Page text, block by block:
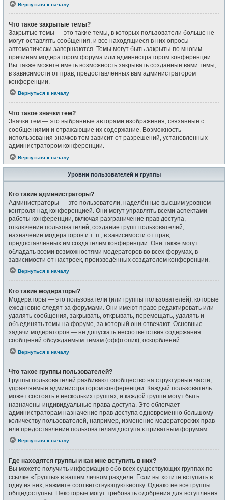
Вернуться к началу
Что такое закрытые темы?
Закрытые темы — это такие темы, в которых пользователи больше не
могут оставлять сообщения, и все находящиеся в них опросы
автоматически завершаются. Темы могут быть закрыты по многим
причинам модератором форума или администратором конференции.
Вы также можете иметь возможность закрывать созданные вами темы,
в зависимости от прав, предоставленных вам администратором
конференции.
Вернуться к началу
Что такое значки тем?
Значки тем — это выбранные авторами изображения, связанные с
сообщениями и отражающие их содержание. Возможность
использования значков тем зависит от разрешений, установленных
администратором конференции.
Вернуться к началу
Уровни пользователей и группы
Кто такие администраторы?
Администраторы — это пользователи, наделённые высшим уровнем
контроля над конференцией. Они могут управлять всеми аспектами
работы конференции, включая разграничение прав доступа,
отключение пользователей, создание групп пользователей,
назначение модераторов и т. п., в зависимости от прав,
предоставленных им создателем конференции. Они также могут
обладать всеми возможностями модераторов во всех форумах, в
зависимости от настроек, произведённых создателем конференции.
Вернуться к началу
Кто такие модераторы?
Модераторы — это пользователи (или группы пользователей), которые
ежедневно следят за форумами. Они имеют право редактировать или
удалять сообщения, закрывать, открывать, перемещать, удалять и
объединять темы на форуме, за который они отвечают. Основные
задачи модераторов — не допускать несоответствия содержания
сообщений обсуждаемым темам (оффтопик), оскорблений.
Вернуться к началу
Что такое группы пользователей?
Группы пользователей разбивают сообщество на структурные части,
управляемые администратором конференции. Каждый пользователь
может состоять в нескольких группах, и каждой группе могут быть
назначены индивидуальные права доступа. Это облегчает
администраторам назначение прав доступа одновременно большому
количеству пользователей, например, изменение модераторских прав
или предоставление пользователям доступа к приватным форумам.
Вернуться к началу
Где находятся группы и как мне вступить в них?
Вы можете получить информацию обо всех существующих группах по
ссылке «Группы» в вашем личном разделе. Если вы хотите вступить в
одну из них, нажмите соответствующую кнопку. Однако не все группы
общедоступны. Некоторые могут требовать одобрения для вступления